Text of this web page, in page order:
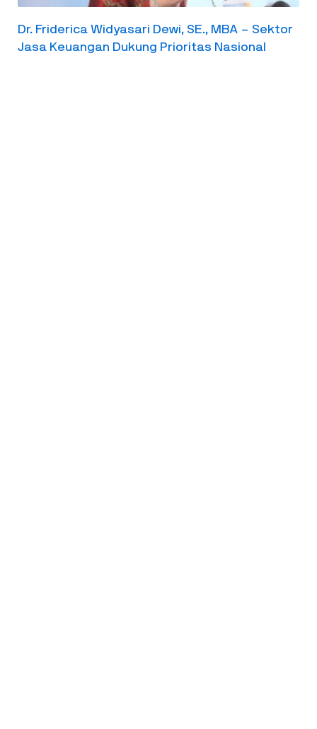
Dr. Friderica Widyasari Dewi, SE., MBA – Sektor
Jasa Keuangan Dukung Prioritas Nasional